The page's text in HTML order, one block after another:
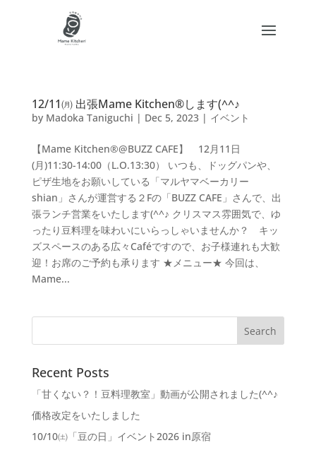
12/11㈪ 出張Mame Kitchen®します(^^♪
by Madoka Taniguchi | Dec 5, 2023| イベント
【Mame Kitchen®︎@BUZZ CAFE】 12月11日
(月)11:30-14:00（L.O.13:30） いつも、ドッグパンや、
ピザ生地をお願いしている「マルヤマベーカリー
shian」さんが運営する２Fの「BUZZ CAFE」さんで、出
張ランチ営業をいたします(^^♪ クリスマス雰囲気で、ゆ
ったり豆料理を味わいにいらっしゃいませんか？ キッ
ズスペースのある広々Caféですので、お子様連れも大歓
迎！お席のご予約も承ります ★メニュー★ 今回は、
Mame...
Recent Posts
「甘くない？！豆料理教室」動画が公開されました(^^♪
価格改定をいたしました
10/10㈯「豆の日」イベント2026 in原宿